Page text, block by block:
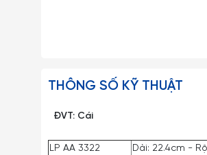
THÔNG SỐ KỸ THUẬT
ĐVT: Cái
LP AA 3322
Dài: 22.4cm -